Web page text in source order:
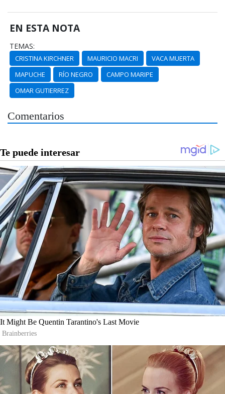
EN ESTA NOTA
TEMAS:
CRISTINA KIRCHNER MAURICIO MACRI
VACA MUERTA
MAPUCHE
RÍO NEGRO
CAMPO MARIPE
OMAR GUTIERREZ
Comentarios